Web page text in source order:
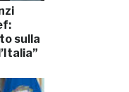
sulla